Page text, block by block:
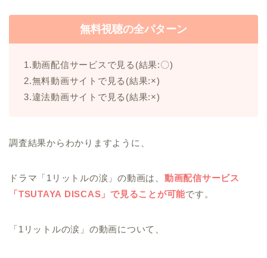
無料視聴の全パターン
1.動画配信サービスで見る(結果:〇)
2.無料動画サイトで見る(結果:×)
3.違法動画サイトで見る(結果:×)
調査結果からわかりますように、
ドラマ「1リットルの涙」の動画は、 動画配信サービス
「TSUTAYA DISCAS」で見ることが可能です。
「1リットルの涙」の動画について、